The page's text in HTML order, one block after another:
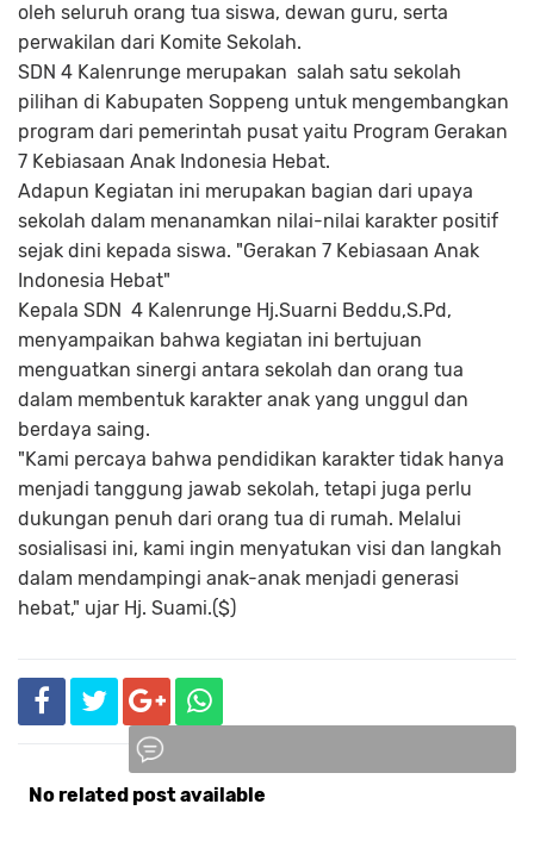
oleh seluruh orang tua siswa, dewan guru, serta
perwakilan dari Komite Sekolah.
SDN 4 Kalenrunge merupakan salah satu sekolah
pilihan di Kabupaten Soppeng untuk mengembangkan
program dari pemerintah pusat yaitu Program Gerakan
7 Kebiasaan Anak Indonesia Hebat.
Adapun Kegiatan ini merupakan bagian dari upaya
sekolah dalam menanamkan nilai-nilai karakter positif
sejak dini kepada siswa. "Gerakan 7 Kebiasaan Anak
Indonesia Hebat"
Kepala SDN 4 Kalenrunge Hj.Suarni Beddu,S.Pd,
menyampaikan bahwa kegiatan ini bertujuan
menguatkan sinergi antara sekolah dan orang tua
dalam membentuk karakter anak yang unggul dan
berdaya saing.
"Kami percaya bahwa pendidikan karakter tidak hanya
menjadi tanggung jawab sekolah, tetapi juga perlu
dukungan penuh dari orang tua di rumah. Melalui
sosialisasi ini, kami ingin menyatukan visi dan langkah
dalam mendampingi anak-anak menjadi generasi
hebat," ujar Hj. Suami.($)
No related post available